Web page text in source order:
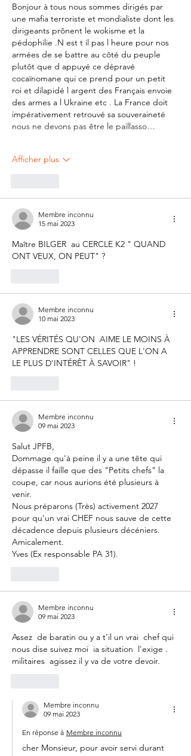
Bonjour à tous nous sommes dirigés par
une mafia terroriste et mondialiste dont les
dirigeants prônent le wokisme et la
pédophilie .N est t il pas l heure pour nos
armées de se battre au côté du peuple
plutôt que d appuyé ce dépravé
cocaïnomane qui ce prend pour un petit
roi et dilapidé l argent des Français envoie
des armes a l Ukraine etc . La France doit
impérativement retrouvé sa souveraineté
nous ne devons pas être le paillasso…
Afficher plus
Membre inconnu
15 mai 2023
Maître BILGER  au CERCLE K2 " QUAND
ONT VEUX, ON PEUT" ?
Membre inconnu
10 mai 2023
"LES VÉRITÉS QU'ON  AIME LE MOINS À
APPRENDRE SONT CELLES QUE L'ON A
LE PLUS D'INTÉRÊT À SAVOIR" !
Membre inconnu
09 mai 2023
Salut JPFB,
Dommage qu'à peine il y a une tête qui
dépasse il faille que des "Petits chefs" la
coupe, car nous aurions été plusieurs à
venir.
Nous préparons (Très) activement 2027
pour qu'un vrai CHEF nous sauve de cette
décadence depuis plusieurs décéniers.
Amicalement.
Yves (Ex responsable PA 31).
Membre inconnu
09 mai 2023
Assez  de baratin ou y a t'il un vrai  chef qui
nous dise suivez moi  ia situation  l'exige .
militaires  agissez il y va de votre devoir.
Membre inconnu
09 mai 2023
En réponse à Membre inconnu
cher Monsieur, pour avoir servi durant